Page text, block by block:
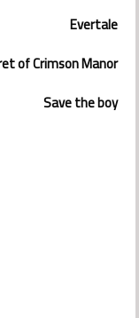
Evertale
of Crimson Manor
Save the boy